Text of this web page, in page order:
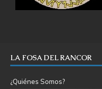
LA FOSA DEL RANCOR
¿Quiénes Somos?